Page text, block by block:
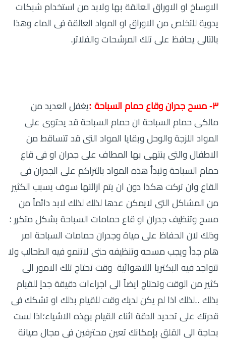
الاوساخ او الاوراق العالقة بها ولابد من استخدام شبكات
يدوية للتخلص من الاوراق او المواد العالقة فى الماء وهذا
بالتالى يحافظ على تلك المرشحات والفلاتر.
٣- مسح جدران وقاع حمام السباحة :
يغفل العديد من
مالكى حمام السباحة ان حمام السباحة قد يحتوى على
المواد اللزجة والوحل وبقايا المواد التى قد تتساقط من
الاطفال والتى ينتهى بها المطاف على جدران او فى قاع
حمام السباحة وتبدأ هذه المواد بالتراكم على الجدران فى
القاع وان تركت هكذا دون ان يتم ازالتها سوف يسبب الكثير
من المشاكل التى لايمكن عدها لذلك لذلك لابد دائماً من
مسح وتنظيف جدران او قاع حمامات السباحة بشكل متكرر ؛
وذلك لان الحفاظ على مياة وجدران حمامات السباحة امر
هام جداً ويجب مسحه وتنظيفه حتى لاتنمو فيه الطحالب ولا
تتواجد فيه البكتريا اللاهوائية وقت تحتاج تلك الامور الى
كثير من الوقت وتحتاج ايضاً الى اجراءات دقيقة جداٍ للقيام
بذلك ..لذلك اذا لم يكن لديك وقت للقيام بذلك او تشكك فى
قدرتك على تحديد الدقة اثناء القيام بهذه الاشياء؛اذا لست
بحاجة الى القلق بإمكانك تعين محترفين فى مجال صيانة